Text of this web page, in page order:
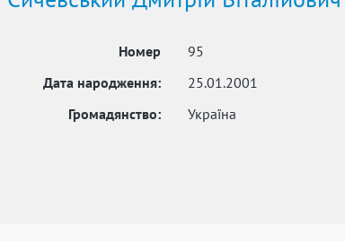
Номер
95
Дата народження:
25.01.2001
Громадянство:
Україна